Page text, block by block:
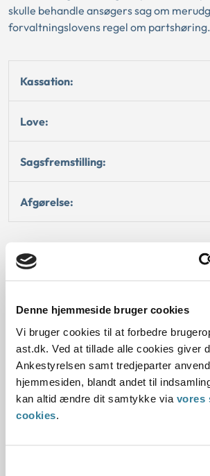
Denne hjemmeside bruger cookies
Vi bruger cookies til at forbedre
ast.dk. Ved at tillade alle cookies giver
Ankestyrelsen samt tredjeparter
hjemmesiden, blandt andet til
kan altid ændre dit samtykke via vores
cookies.
skulle behandle ansøgers sag om
forvaltningslovens regel om partshøring.
Kassation:
Love:
Sagsfremstilling:
Afgørelse:
Dato for underskrift
28.06.2007
Offentliggørelsesdato
12.07.2013
Paragraf